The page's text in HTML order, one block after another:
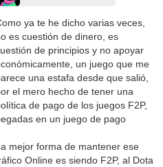
ya te he dicho varias veces,
es cuestión de dinero, es
de principios y no apoyar
un juego que me
una estafa desde que salió,
el mero hecho de tener una
de pago de los juegos F2P,
en un juego de pago
mejor forma de mantener ese
Online es siendo F2P, al Dota